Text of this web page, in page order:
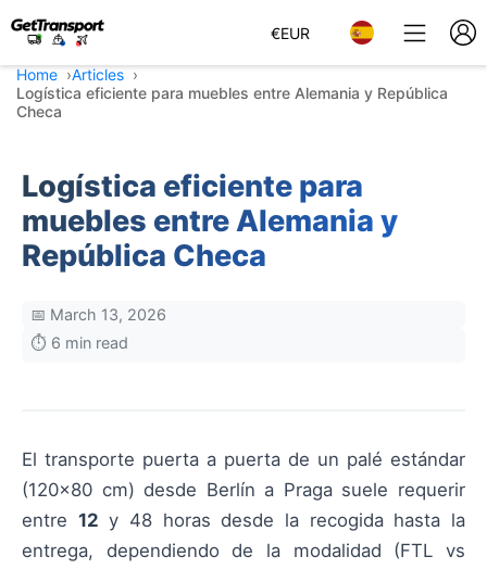
€EUR
Home
Articles
Logística eficiente para muebles entre Alemania y República
Checa
Logística eficiente para
muebles entre Alemania y
República Checa
📅 March 13, 2026
⏱️ 6 min read
El transporte puerta a puerta de un palé estándar
(120×80 cm) desde Berlín a Praga suele requerir
entre 12 y 48 horas desde la recogida hasta la
entrega, dependiendo de la modalidad (FTL vs